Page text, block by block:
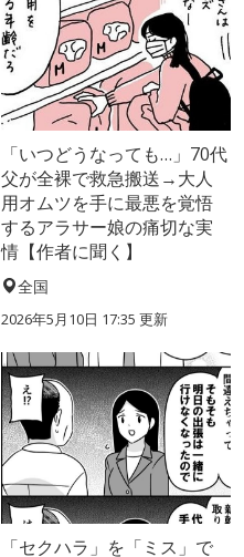
「いつどうなっても…」70代
父が全裸で救急搬送→大人
用オムツを手に最悪を覚悟
するアラサー娘の痛切な実
情【作者に聞く】
全国
2026年5月10日 17:35 更新
「セクハラ」を「ミス」で